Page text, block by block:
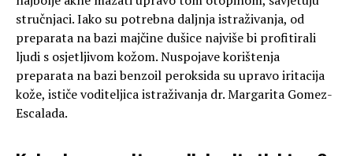
stručnjaci. Iako su potrebna daljnja istraživanja, od
preparata na bazi majčine dušice najviše bi profitirali
ljudi s osjetljivom kožom. Nuspojave korištenja
preparata na bazi benzoil peroksida su upravo iritacija
kože, ističe voditeljica istraživanja dr. Margarita Gomez-
Escalada.